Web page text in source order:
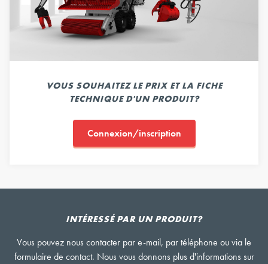
VOUS SOUHAITEZ LE PRIX ET LA FICHE
TECHNIQUE D'UN PRODUIT?
Connexion/inscription
INTÉRESSÉ PAR UN PRODUIT?
Vous pouvez nous contacter par e-mail, par téléphone ou via le
formulaire de contact. Nous vous donnons plus d'informations sur